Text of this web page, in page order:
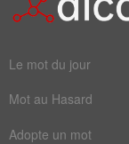
devenue
touchees
decennies
Le mot du jour
Mot au Hasard
Adopte un mot